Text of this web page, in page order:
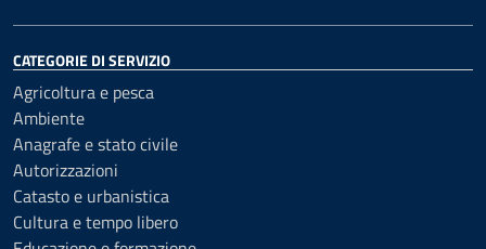
CATEGORIE DI SERVIZIO
Agricoltura e pesca
Ambiente
Anagrafe e stato civile
Autorizzazioni
Catasto e urbanistica
Cultura e tempo libero